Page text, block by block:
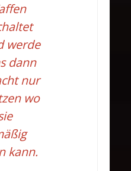
werde
dann
nur
wo
kann.